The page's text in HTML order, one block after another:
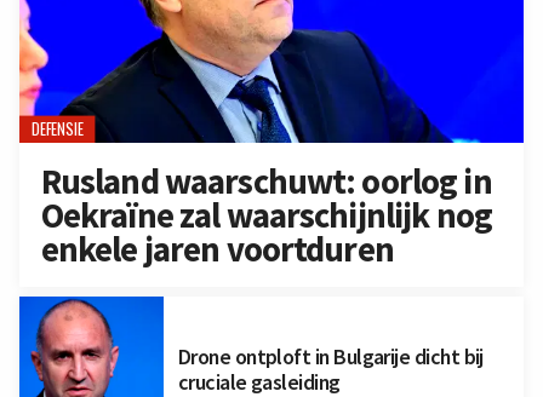
DEFENSIE
Rusland waarschuwt: oorlog in
Oekraïne zal waarschijnlijk nog
enkele jaren voortduren
Drone ontploft in Bulgarije dicht bij
cruciale gasleiding